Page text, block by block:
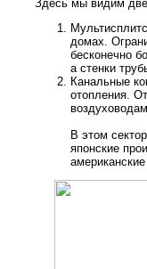
Здесь мы видим две
домах.
бесконечно
а стенки
Канальные
отопления.
В этом
японские